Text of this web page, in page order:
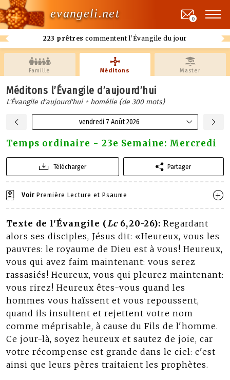
evangeli.net
223 prêtres commentent l'Évangile du jour
0
Famille Méditons Master
Méditons l’Évangile d’aujourd’hui
L'Évangile d'aujourd'hui + homélie (de 300 mots)
vendredi 7 Août 2026
Temps ordinaire - 23e Semaine: Mercredi
Télécharger Partager
Voir Première Lecture et Psaume
Texte de l'Évangile (Lc6,20-26): Regardant
alors ses disciples, Jésus dit: «Heureux, vous les
pauvres: le royaume de Dieu est à vous! Heureux,
vous qui avez faim maintenant: vous serez
rassasiés! Heureux, vous qui pleurez maintenant:
vous rirez! Heureux êtes-vous quand les
hommes vous haïssent et vous repoussent,
quand ils insultent et rejettent votre nom
comme méprisable, à cause du Fils de l'homme.
Ce jour-là, soyez heureux et sautez de joie, car
votre récompense est grande dans le ciel: c'est
ainsi que leurs pères traitaient les prophètes.